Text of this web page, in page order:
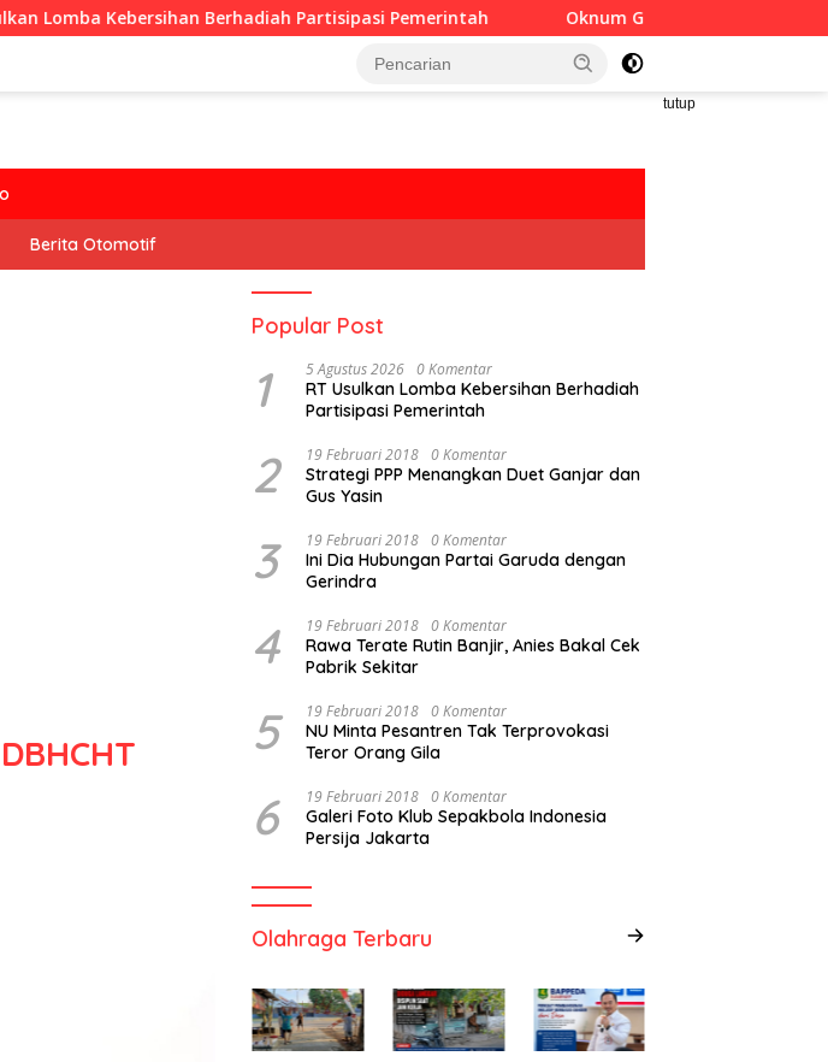
Berhadiah Partisipasi Pemerintah Oknum Guru Diduga Langgar Disiplin Jam Kerja
tutup
Berita Otomotif
Popular Post
1 5 Agustus 2026 0 Komentar
RT Usulkan Lomba Kebersihan Berhadiah
Partisipasi Pemerintah
2 19 Februari 2018 0 Komentar
Strategi PPP Menangkan Duet Ganjar dan
Gus Yasin
3 19 Februari 2018 0 Komentar
Ini Dia Hubungan Partai Garuda dengan
Gerindra
4 19 Februari 2018 0 Komentar
Rawa Terate Rutin Banjir, Anies Bakal Cek
Pabrik Sekitar
5 19 Februari 2018 0 Komentar
NU Minta Pesantren Tak Terprovokasi
Teror Orang Gila
6 19 Februari 2018 0 Komentar
Galeri Foto Klub Sepakbola Indonesia
Persija Jakarta
Olahraga Terbaru